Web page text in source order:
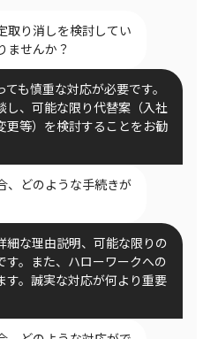
取り消しを検討してい
ませんか？
も慎重な対応が必要です。
し、可能な限り代替案（入社
更等）を検討することをお勧
、どのような手続きが
細な理由説明、可能な限りの
す。また、ハローワークへの
す。誠実な対応が何より重要